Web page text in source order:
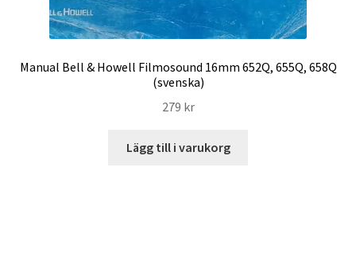
Manual Bell & Howell Filmosound 16mm 652Q, 655Q, 658Q
(svenska)
279 kr
Lägg till i varukorg